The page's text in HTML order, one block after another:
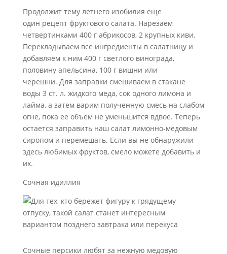
Продолжит тему летнего изобилия еще
один рецепт фруктового салата. Нарезаем
четвертинками 400 г абрикосов, 2 крупных киви.
Перекладываем все ингредиенты в салатницу и
добавляем к ним 400 г светлого винограда,
половину апельсина, 100 г вишни или
черешни. Для заправки смешиваем в стакане
воды 3 ст. л. жидкого меда, сок одного лимона и
лайма, а затем варим полученную смесь на слабом
огне, пока ее объем не уменьшится вдвое. Теперь
остается заправить наш салат лимонно-медовым
сиропом и перемешать. Если вы не обнаружили
здесь любимых фруктов, смело можете добавить и
их.
Сочная идиллия
Сочные персики любят за нежную медовую